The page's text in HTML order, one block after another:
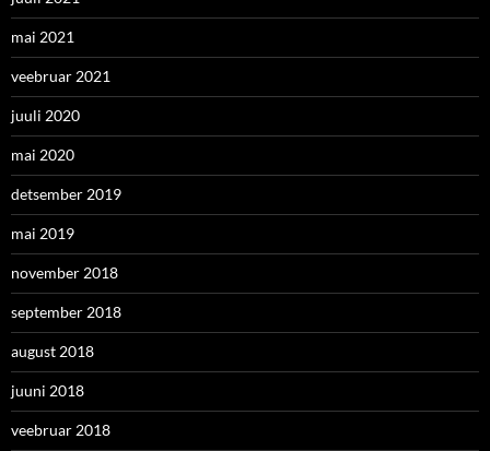
mai 2021
veebruar 2021
juuli 2020
mai 2020
detsember 2019
mai 2019
november 2018
september 2018
august 2018
juuni 2018
veebruar 2018